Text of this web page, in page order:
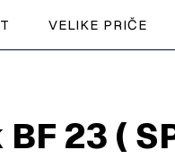
VELIKE PRIČE
23 (